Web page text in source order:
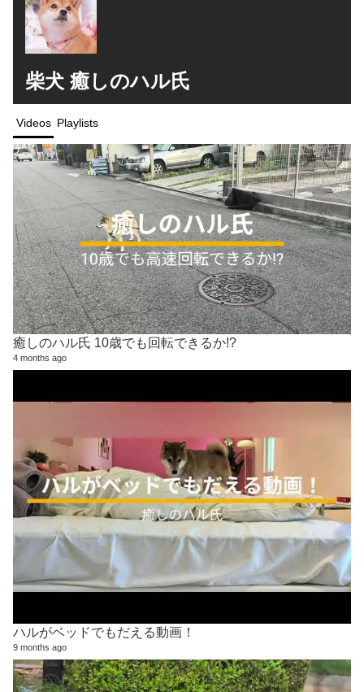
柴犬 癒しのハル氏
Videos Playlists
癒しのハル氏 10歳でも回転できるか!?
4 months ago
ハルがベッドでもだえる動画！
9 months ago